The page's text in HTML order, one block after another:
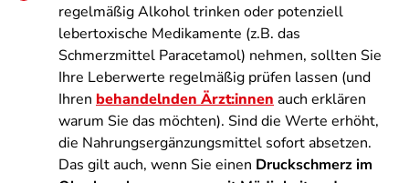
regelmäßig Alkohol trinken oder potenziell
lebertoxische Medikamente (z.B. das
Schmerzmittel Paracetamol) nehmen, sollten Sie
Ihre Leberwerte regelmäßig prüfen lassen (und
Ihren behandelnden Ärzt:innen auch erklären
warum Sie das möchten). Sind die Werte erhöht,
die Nahrungsergänzungsmittel sofort absetzen.
Das gilt auch, wenn Sie einen Druckschmerz im